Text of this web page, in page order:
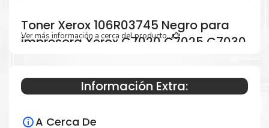
Toner Xerox 106R03745 Negro para
impresora Xerox C7020 C7025 C7030
Especificaciones Técnicas
Para impresoras:
Ver más información a cerca del producto...
Información Extra:
A Cerca De